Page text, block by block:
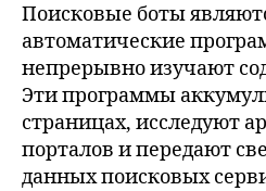
Поисковые боты
автоматические
непрерывно изучают
Эти программы
страницах, исследуют
порталов и передают
данных поисковых